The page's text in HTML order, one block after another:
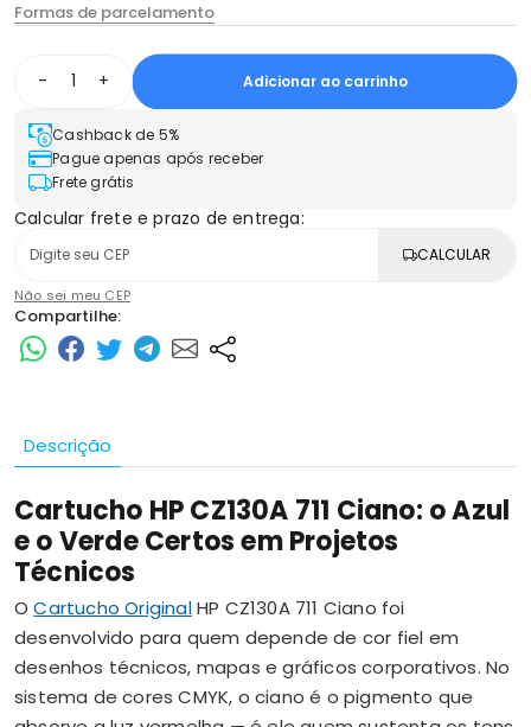
Formas de parcelamento
- + Adicionar ao carrinho
Cashback de 5%
Pague apenas após receber
Frete grátis
Calcular frete e prazo de entrega:
CALCULAR
Não sei meu CEP
Compartilhe:
Descrição
Cartucho HP CZ130A 711 Ciano: o Azul
e o Verde Certos em Projetos
Técnicos
OCartucho OriginalHP CZ130A 711 Ciano foi
desenvolvido para quem depende de cor fiel em
desenhos técnicos, mapas e gráficos corporativos. No
sistema de cores CMYK, o ciano é o pigmento que